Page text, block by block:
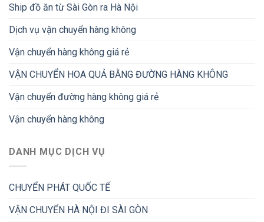
Ship đồ ăn từ Sài Gòn ra Hà Nội
Dịch vụ vận chuyển hàng không
Vận chuyển hàng không giá rẻ
VẬN CHUYỂN HOA QUẢ BẰNG ĐƯỜNG HÀNG KHÔNG
Vận chuyển đường hàng không giá rẻ
Vận chuyển hàng không
DANH MỤC DỊCH VỤ
CHUYỂN PHÁT QUỐC TẾ
VẬN CHUYỂN HÀ NỘI ĐI SÀI GÒN